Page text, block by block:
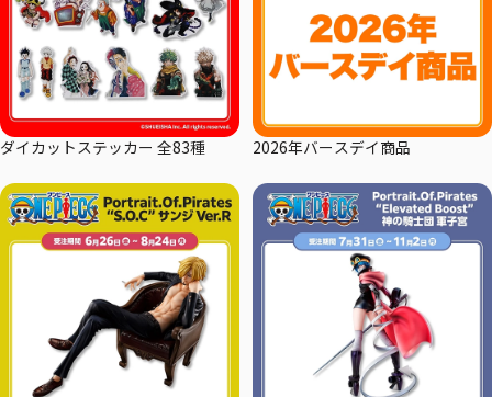
ダイカットステッカー 全83種 2026年バースデイ商品